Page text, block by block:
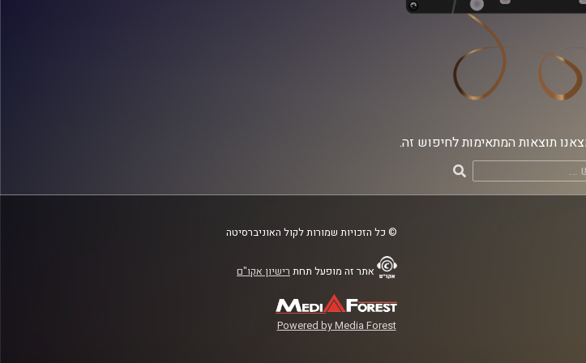
תוצאות המתאימות לחיפוש זה.
© כל הזכויות שמורות לקול האוניברסיטה
אתר זה מופעל תחת רישיון אקו"ם
Powered by Media Forest